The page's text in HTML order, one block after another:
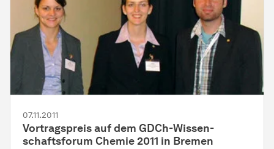
07.11.2011
Vortragspreis auf dem GDCh-Wis­sen­
schafts­fo­rum Chemie 2011 in Bremen